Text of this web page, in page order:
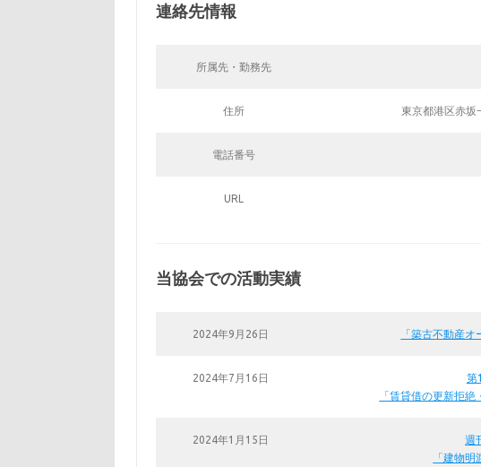
連絡先情報
所属先・勤務先
住所 東京都港区赤
電話番号
URL
当協会での活動実績
2024年9月26日 「築古不動産
2024年7月16日
第
「賃貸借の更新拒
2024年1月15日
週
「建物